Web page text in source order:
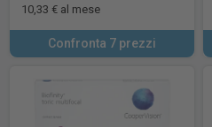
10,33 € al mese
Confronta 7 prezzi